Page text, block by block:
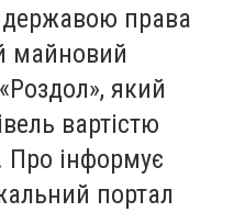
права
майновий
який
вартістю
Про інформує
портал